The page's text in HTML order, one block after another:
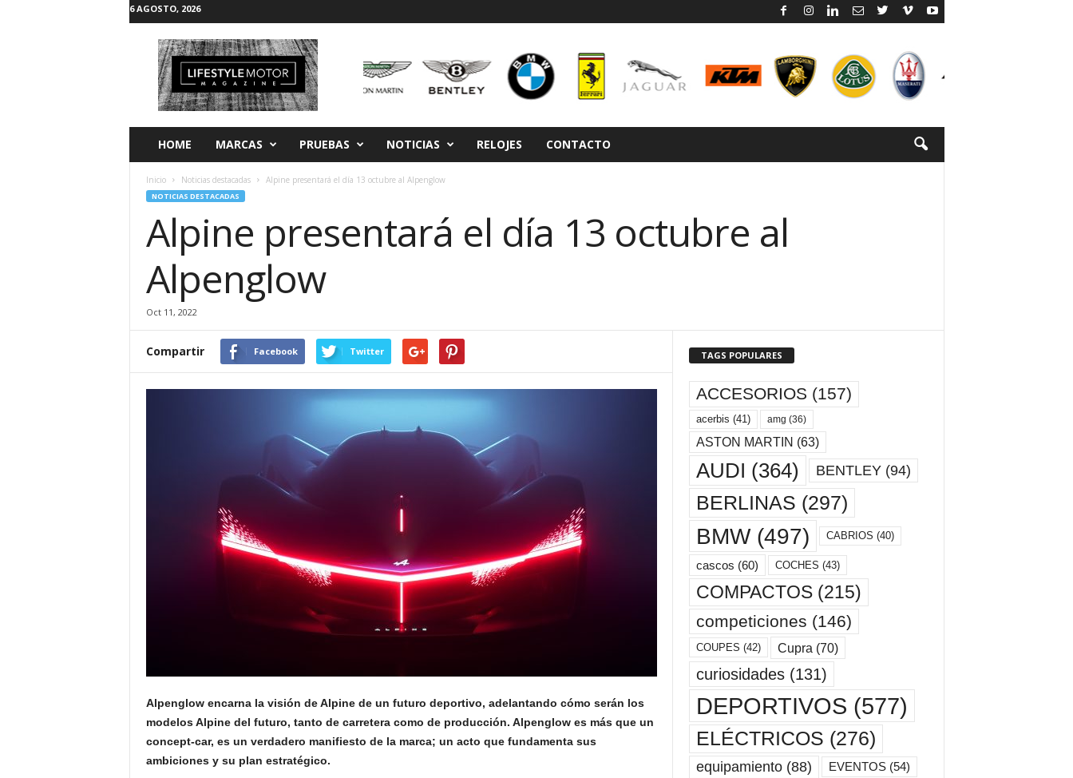
6 AGOSTO, 2026
HOME MARCAS PRUEBAS NOTICIAS RELOJES CONTACTO
Inicio Noticias destacadas Alpine presentará el día 13 octubre al Alpenglow
NOTICIAS DESTACADAS
Alpine presentará el día 13 octubre al
Alpenglow
Oct 11, 2022
Compartir Facebook Twitter
Alpenglow encarna la visión de Alpine de un futuro deportivo, adelantando cómo serán los
modelos Alpine del futuro, tanto de carretera como de producción. Alpenglow es más que un
concept-car, es un verdadero manifiesto de la marca; un acto que fundamenta sus
ambiciones y su plan estratégico.
TAGS POPULARES
ACCESORIOS (157)
acerbis (41) amg (36)
ASTON MARTIN (63)
AUDI (364) BENTLEY(94)
BERLINAS (297)
BMW(497) CABRIOS (40)
cascos (60) COCHES (43)
COMPACTOS(215)
competiciones (146)
COUPES (42) Cupra (70)
curiosidades(131)
DEPORTIVOS (577)
ELÉCTRICOS (276)
equipamiento(88) EVENTOS(54)